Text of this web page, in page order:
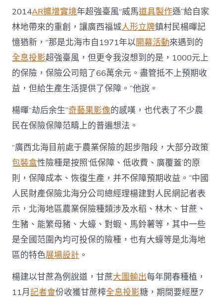
家
扶
貧
門
戶〉
中
2014AR擴增實境年超強臺風“威馬道具製作遜”給自家
林地帶來的重創，讓廣西福城人形立牌鎮村民楊暉記
憶猶新，“那是北海市自1971年以開幕活動來遇到的
全息投影超強臺風，但更令我沒想到的是，1000元上
的保險，保險公司賠了66萬余元。盡管抵不上預期收
益，但給生產生活提供了保障。”他說。
楊暉“劫后余生”奇藝果影像的感嘆，也代表了不少農
民在保險保障范疇上的普遍想法。
“廣西北海目前處于農業保險的起步階段，大部分政策
包裝盒性險種是按照‘低保障、低收費、廣覆蓋’的原
則，保障成本、恢復生產，并不保障預期收益。”中國
人民財產保險北海分公司總經理楊建對人民網記者表
示，北海地區農業保險種類涉及水稻、林木、甘蔗、
生豬、能繁母豬、大蠔、對蝦、馬鈴薯等，其中一些
是全國范圍內均可投保的險種，也有大蠔等是北海地
區的特色展場設計 。
楊建以甘蔗為例說道，甘蔗大圖輸出每年開春種植，
11月記者會份收獲甘蔗榨全息投影糖，期間要經歷7